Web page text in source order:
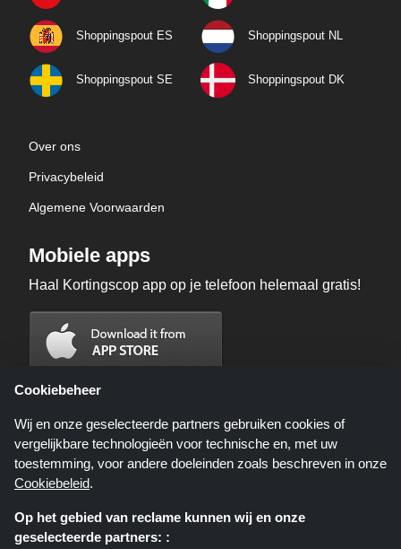
Shoppingspout ES Shoppingspout NL
Shoppingspout SE Shoppingspout DK
Over ons
Privacybeleid
Algemene Voorwaarden
Mobiele apps
Haal Kortingscop app op je telefoon helemaal gratis!
Cookiebeheer
Wij en onze geselecteerde partners gebruiken cookies of
vergelijkbare technologieën voor technische en, met uw
toestemming, voor andere doeleinden zoals beschreven in onze
Cookiebeleid.
Op het gebied van reclame kunnen wij en onze
geselecteerde partners: :